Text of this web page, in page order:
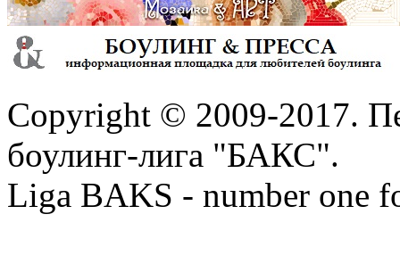
Copyright © 2009-2017.
боулинг-лига "БАКС".
Liga BAKS - number one